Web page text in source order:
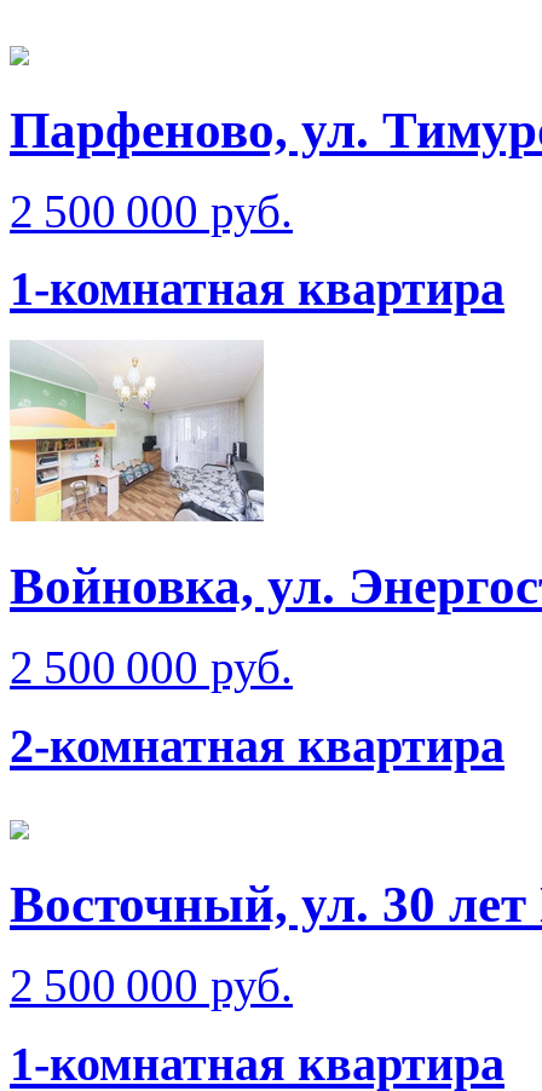
Парфеново, ул.
2 500 000 руб.
1-комнатная квартира
Войновка, ул.
2 500 000 руб.
2-комнатная квартира
Восточный, ул. 30
2 500 000 руб.
1-комнатная квартира